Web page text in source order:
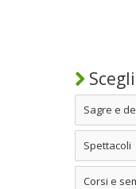
Sagre e
Spettacoli
Corsi e